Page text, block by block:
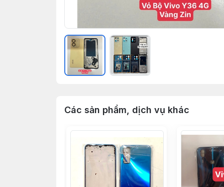
Các sản phẩm, dịch vụ khác